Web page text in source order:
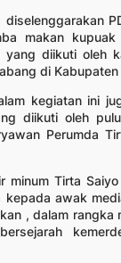
makan
yang diikuti oleh
di Kabupaten
kegiatan ini
diikuti oleh
Perumda
minum Tirta
kepada awak
, dalam rangka